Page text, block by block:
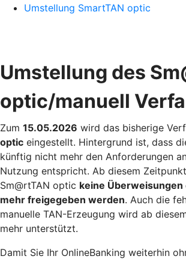
Umstellung SmartTAN optic
Umstellung des
optic/manuell
Zum 15.05.2026 wird das bisherige
optic eingestellt. Hintergrund ist, dass
künftig nicht mehr den Anforderungen
Nutzung entspricht. Ab diesem
Sm@rtTAN optic keine
mehr freigegeben werden. Auch die
manuelle TAN-Erzeugung wird ab
mehr unterstützt.
Damit Sie Ihr OnlineBanking weiterhin